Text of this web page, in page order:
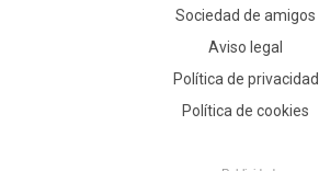
Sociedad de amigos
Aviso legal
Política de privacidad
Política de cookies